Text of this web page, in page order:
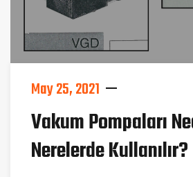
May 25, 2021
Vakum Pompaları
Nerelerde Kullanılır?